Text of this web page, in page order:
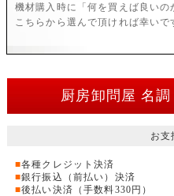
機材購入時に「何を買えば良い
こちらから選んで頂ければ幸いで
厨房卸問屋 名
お支
■各種クレジット決済
■銀行振込（前払い）決済
■後払い決済（手数料330円）